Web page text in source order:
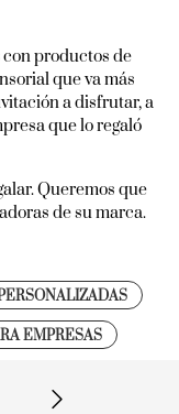
con productos de
que va más
a disfrutar, a
que lo regaló
Queremos que
de su marca.
EMPRESAS